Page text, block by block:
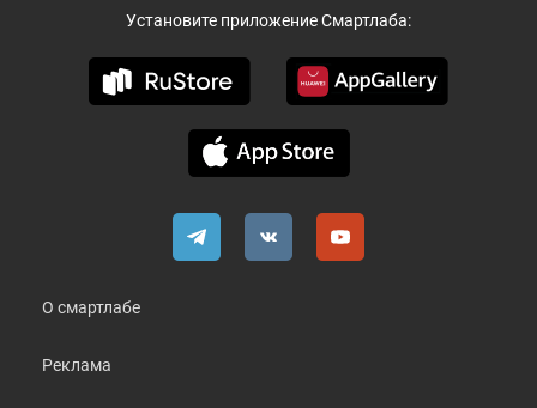
Установите приложение Смартлаба:
О смартлабе
Реклама